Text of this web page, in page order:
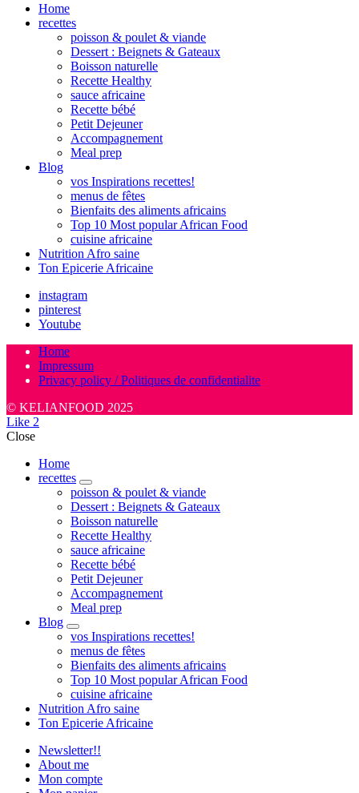
Home
recettes
poisson & poulet & viande
Dessert : Beignets & Gateaux
Boisson naturelle
Recette Healthy
sauce africaine
Recette bébé
Petit Dejeuner
Accompagnement
Meal prep
Blog
vos Inspirations recettes!
menus de fêtes
Bienfaits des aliments africains
Top 10 Most popular African Food
cuisine africaine
Nutrition Afro saine
Ton Epicerie Africaine
instagram
pinterest
Youtube
Home
Impressum
Privacy policy / Politiques de confidentialite
© KELIANFOOD 2025
Like 2
Close
Home
recettes
expand
child
menu
poisson & poulet & viande
Dessert : Beignets & Gateaux
Boisson naturelle
Recette Healthy
sauce africaine
Recette bébé
Petit Dejeuner
Accompagnement
Meal prep
Blog
expand
child
menu
vos Inspirations recettes!
menus de fêtes
Bienfaits des aliments africains
Top 10 Most popular African Food
cuisine africaine
Nutrition Afro saine
Ton Epicerie Africaine
Newsletter!!
About me
Mon compte